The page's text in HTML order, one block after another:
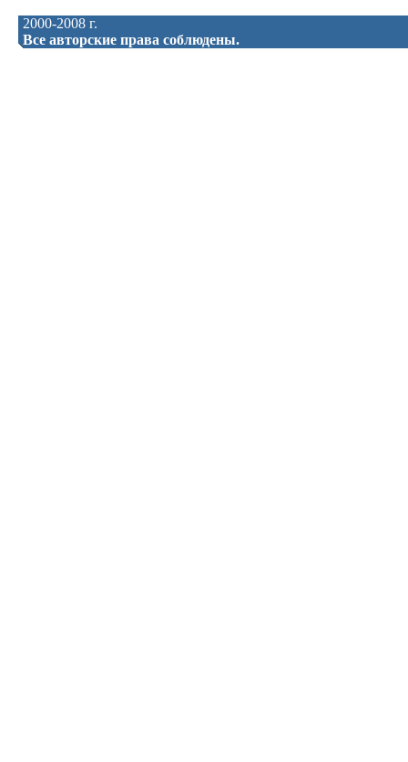
2000-2008 г.
Все авторские права соблюдены.